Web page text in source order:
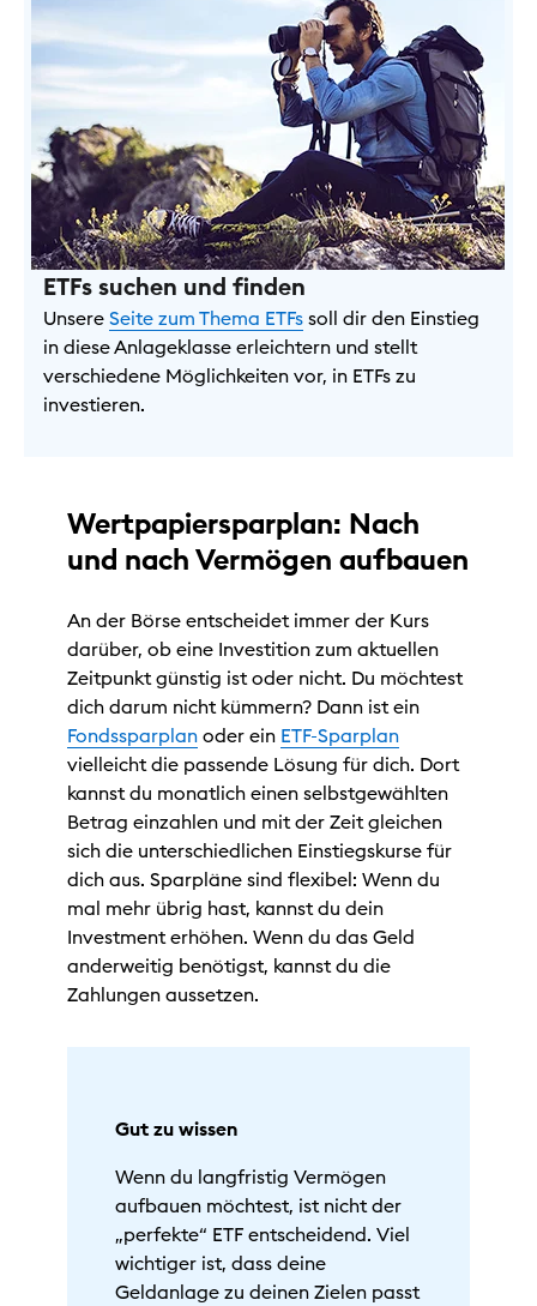
ETFs suchen und finden
Unsere Seite zum Thema ETFs soll dir den Einstieg
in diese Anlageklasse erleichtern und stellt
verschiedene Möglichkeiten vor, in ETFs zu
investieren.
Wertpapiersparplan: Nach
und nach Vermögen aufbauen
An der Börse entscheidet immer der Kurs
darüber, ob eine Investition zum aktuellen
Zeitpunkt günstig ist oder nicht. Du möchtest
dich darum nicht kümmern? Dann ist ein
Fondssparplanoder ein ETF-Sparplan
vielleicht die passende Lösung für dich. Dort
kannst du monatlich einen selbstgewählten
Betrag einzahlen und mit der Zeit gleichen
sich die unterschiedlichen Einstiegskurse für
dich aus. Sparpläne sind flexibel: Wenn du
mal mehr übrig hast, kannst du dein
Investment erhöhen. Wenn du das Geld
anderweitig benötigst, kannst du die
Zahlungen aussetzen.
Gut zu wissen
Wenn du langfristig Vermögen
aufbauen möchtest, ist nicht der
„perfekte“ ETF entscheidend. Viel
wichtiger ist, dass deine
Geldanlage zu deinen Zielen passt